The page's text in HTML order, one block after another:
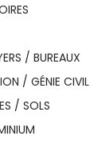
/ BUREAUX
/ GÉNIE CIVIL
/ SOLS